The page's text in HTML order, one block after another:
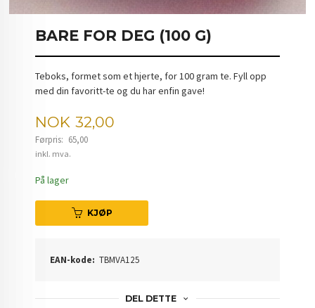
BARE FOR DEG (100 G)
Teboks, formet som et hjerte, for 100 gram te. Fyll opp
med din favoritt-te og du har enfin gave!
Tilbud
NOK 32,00
Førpris: 65,00
Rabatt
inkl. mva.
På lager
KJØP
EAN-kode: TBMVA125
DEL DETTE